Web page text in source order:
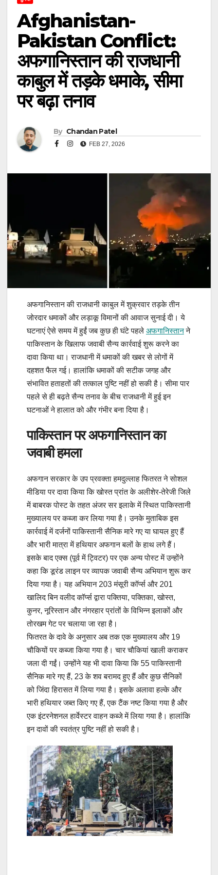
Afghanistan-
Pakistan Conflict:
अफगानिस्तान की राजधानी
काबुल में तड़के धमाके, सीमा
पर बढ़ा तनाव
By Chandan Patel
FEB 27, 2026
अफगानिस्तान की राजधानी काबुल में शुक्रवार तड़के तीन
जोरदार धमाकों और लड़ाकू विमानों की आवाज सुनाई दी। ये
घटनाएं ऐसे समय में हुईं जब कुछ ही घंटे पहले अफगानिस्तानने
पाकिस्तान के खिलाफ जवाबी सैन्य कार्रवाई शुरू करने का
दावा किया था। राजधानी में धमाकों की खबर से लोगों में
दहशत फैल गई। हालांकि धमाकों की सटीक जगह और
संभावित हताहतों की तत्काल पुष्टि नहीं हो सकी है। सीमा पार
पहले से ही बढ़ते सैन्य तनाव के बीच राजधानी में हुई इन
घटनाओं ने हालात को और गंभीर बना दिया है।
पाकिस्तान पर अफगानिस्तान का
जवाबी हमला
अफगान सरकार के उप प्रवक्ता हमदुल्लाह फितरत ने सोशल
मीडिया पर दावा किया कि खोस्त प्रांत के अलीशेर-तेरेजी जिले
में बाबरक पोस्ट के तहत अंजर सर इलाके में स्थित पाकिस्तानी
मुख्यालय पर कब्जा कर लिया गया है। उनके मुताबिक इस
कार्रवाई में दर्जनों पाकिस्तानी सैनिक मारे गए या घायल हुए हैं
और भारी मात्रा में हथियार अफगान बलों के हाथ लगे हैं।
इसके बाद एक्स (पूर्व में ट्विटर) पर एक अन्य पोस्ट में उन्होंने
कहा कि डूरंड लाइन पर व्यापक जवाबी सैन्य अभियान शुरू कर
दिया गया है। यह अभियान 203 मंसूरी कॉर्प्स और 201
खालिद बिन वलीद कॉर्प्स द्वारा पक्तिया, पक्तिका, खोस्त,
कुनर, नूरिस्तान और नंगरहार प्रांतों के विभिन्न इलाकों और
तोरखम गेट पर चलाया जा रहा है।
फितरत के दावे के अनुसार अब तक एक मुख्यालय और 19
चौकियों पर कब्जा किया गया है। चार चौकियां खाली कराकर
जला दी गईं। उन्होंने यह भी दावा किया कि 55 पाकिस्तानी
सैनिक मारे गए हैं, 23 के शव बरामद हुए हैं और कुछ सैनिकों
को जिंदा हिरासत में लिया गया है। इसके अलावा हल्के और
भारी हथियार जब्त किए गए हैं, एक टैंक नष्ट किया गया है और
एक इंटरनेशनल हार्वेस्टर वाहन कब्जे में लिया गया है। हालांकि
इन दावों की स्वतंत्र पुष्टि नहीं हो सकी है।